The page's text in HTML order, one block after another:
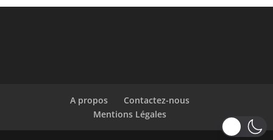
A propos
Contactez-nous
Mentions Légales